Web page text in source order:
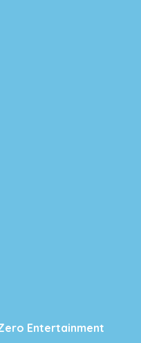
Entertainment